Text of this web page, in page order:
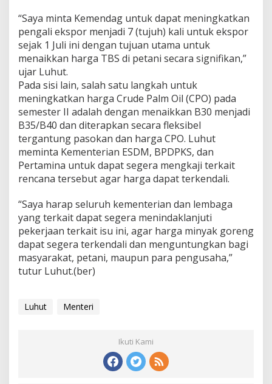
“Saya minta Kemendag untuk dapat meningkatkan
pengali ekspor menjadi 7 (tujuh) kali untuk ekspor
sejak 1 Juli ini dengan tujuan utama untuk
menaikkan harga TBS di petani secara signifikan,”
ujar Luhut.
Pada sisi lain, salah satu langkah untuk
meningkatkan harga Crude Palm Oil (CPO) pada
semester II adalah dengan menaikkan B30 menjadi
B35/B40 dan diterapkan secara fleksibel
tergantung pasokan dan harga CPO. Luhut
meminta Kementerian ESDM, BPDPKS, dan
Pertamina untuk dapat segera mengkaji terkait
rencana tersebut agar harga dapat terkendali.
“Saya harap seluruh kementerian dan lembaga
yang terkait dapat segera menindaklanjuti
pekerjaan terkait isu ini, agar harga minyak goreng
dapat segera terkendali dan menguntungkan bagi
masyarakat, petani, maupun para pengusaha,”
tutur Luhut.(ber)
Luhut Menteri
Ikuti Kami